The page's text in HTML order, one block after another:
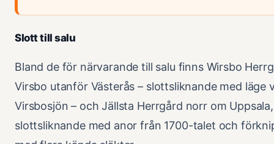
Slott till salu
Bland de för närvarande till salu finns Wirsbo
Virsbo utanför Västerås – slottsliknande med läge
Virsbosjön – och Jällsta Herrgård norr om Uppsala,
slottsliknande med anor från 1700-talet och